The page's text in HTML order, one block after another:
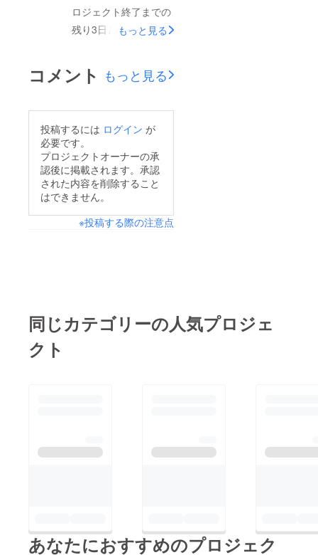
ロジェクト終了までの
残り3日となりまし
成とはいっておりませ
んが、支援者の方に
す！PSポンプは、
PRS Fishingが最初に
商品化したオリジナル
商品です。常に新鮮な
きる為これからの釣り
バッカンに活かす際は
水温の変化と気温の上
に集中できます。下記
でご確認下さい！！
【持って帰ってきた
もっと見る
コメント もっと見る
投稿するには ログイン が
必要です。
プロジェクトオーナーの承
認後に掲載されます。承認
された内容を削除すること
はできません。
※投稿する際の注意点
同じカテゴリーの人気プロジェ
クト
あなたにおすすめのプロジェク